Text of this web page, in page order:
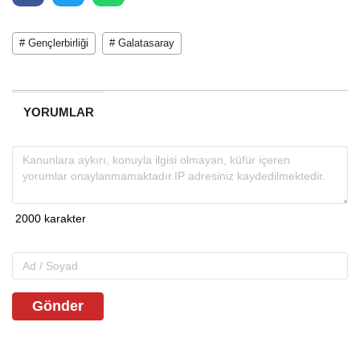
# Gençlerbirliği # Galatasaray
YORUMLAR
Gönder